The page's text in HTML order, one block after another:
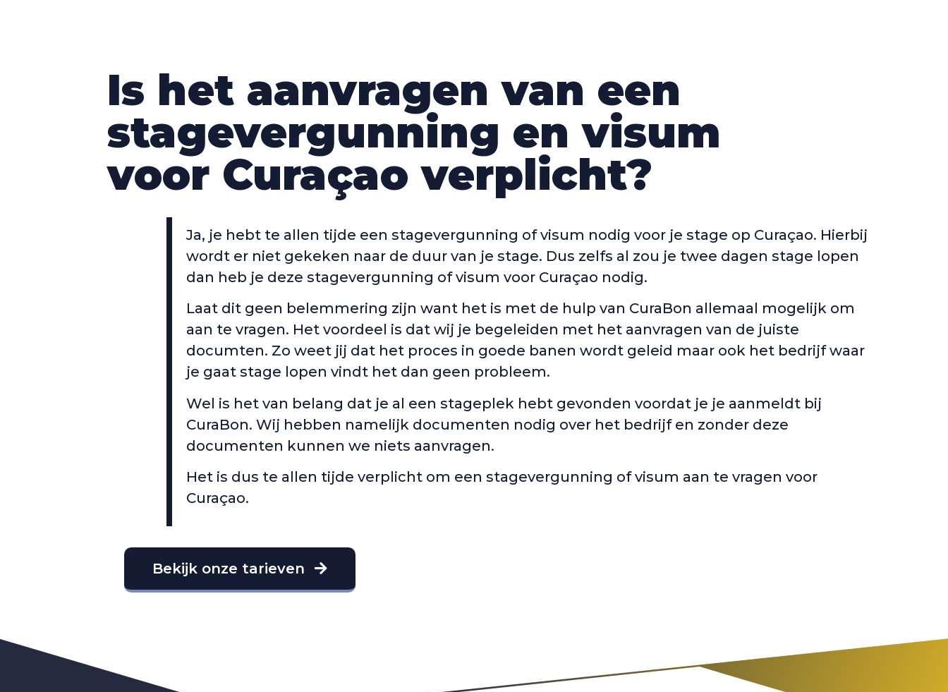
Is het aanvragen van een
stagevergunning en visum
voor Curaçao verplicht?
Ja, je hebt te allen tijde een stagevergunning of visum nodig voor je stage op Curaçao. Hierbij
wordt er niet gekeken naar de duur van je stage. Dus zelfs al zou je twee dagen stage lopen
dan heb je deze stagevergunning of visum voor Curaçao nodig.
Laat dit geen belemmering zijn want het is met de hulp van CuraBon allemaal mogelijk om
aan te vragen. Het voordeel is dat wij je begeleiden met het aanvragen van de juiste
documten. Zo weet jij dat het proces in goede banen wordt geleid maar ook het bedrijf waar
je gaat stage lopen vindt het dan geen probleem.
Wel is het van belang dat je al een stageplek hebt gevonden voordat je je aanmeldt bij
CuraBon. Wij hebben namelijk documenten nodig over het bedrijf en zonder deze
documenten kunnen we niets aanvragen.
Het is dus te allen tijde verplicht om een stagevergunning of visum aan te vragen voor
Curaçao.
Bekijk onze tarieven